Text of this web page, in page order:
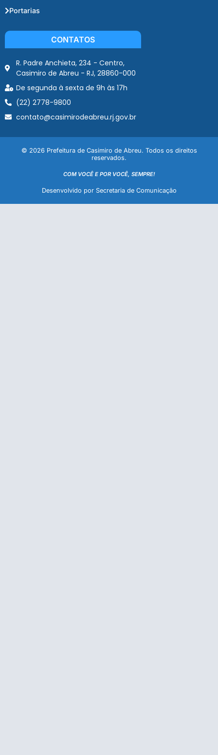
Portarias
CONTATOS
R. Padre Anchieta, 234 - Centro,
Casimiro de Abreu - RJ, 28860-000
De segunda à sexta de 9h às 17h
(22) 2778-9800
contato@casimirodeabreu.rj.gov.br
© 2026 Prefeitura de Casimiro de Abreu. Todos os direitos
reservados.
COM VOCÊ E POR VOCÊ, SEMPRE!
Desenvolvido por Secretaria de Comunicação